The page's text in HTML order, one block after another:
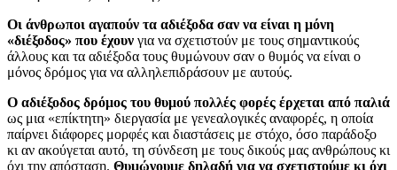
Οι άνθρωποι αγαπούν τα αδιέξοδα σαν να είναι η μόνη
«διέξοδος» που έχουν για να σχετιστούν με τους σημαντικούς
άλλους και τα αδιέξοδα τους θυμώνουν σαν ο θυμός να είναι ο
μόνος δρόμος για να αλληλεπιδράσουν με αυτούς.
Ο αδιέξοδος δρόμος του θυμού πολλές φορές έρχεται από παλιά
ως μια «επίκτητη» διεργασία με γενεαλογικές αναφορές, η οποία
παίρνει διάφορες μορφές και διαστάσεις με στόχο, όσο παράδοξο
κι αν ακούγεται αυτό, τη σύνδεση με τους δικούς μας ανθρώπους κι
όχι την απόσταση. Θυμώνουμε δηλαδή για να σχετιστούμε κι όχι